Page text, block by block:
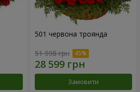
501 червона троянда
51 998 грн
Замовити